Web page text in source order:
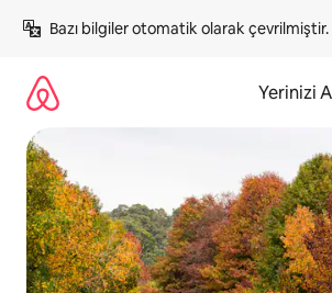
atla
Bazı bilgiler otomatik olarak çevrilmiştir.
Yerinizi